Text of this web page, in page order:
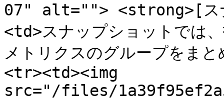
07" alt=""> <strong>[ス
<td>スナップショットでは
メトリクスのグループをま
<tr><td><img
src="/files/